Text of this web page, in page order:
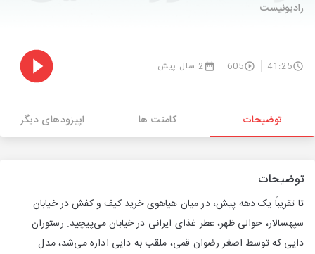
رادیونیست
41:25
605 2 سال پیش
توضیحات کامنت ها اپیزودهای دیگر
توضیحات
تا تقریباً یک دهه پیش، در میان هیاهوی خرید کیف و کفش در خیابان
سپهسالار، حوالی ظهر، عطر غذای ایرانی در خیابان می‌پیچید. رستوران
دایی که توسط اصغر رضوان قمی، ملقب به دایی اداره می‌شد، مدل